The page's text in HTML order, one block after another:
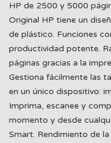
HP de 2500 y 5000
Original HP tiene un
de plástico. Funciones
productividad potente.
páginas gracias a la
Gestiona fácilmente las
en un único dispositivo:
Imprima, escanee y
momento y desde
Smart. Rendimiento de